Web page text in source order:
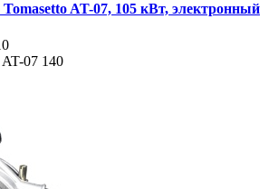
AT-07, 105 кВт, электронный
AT-07 140